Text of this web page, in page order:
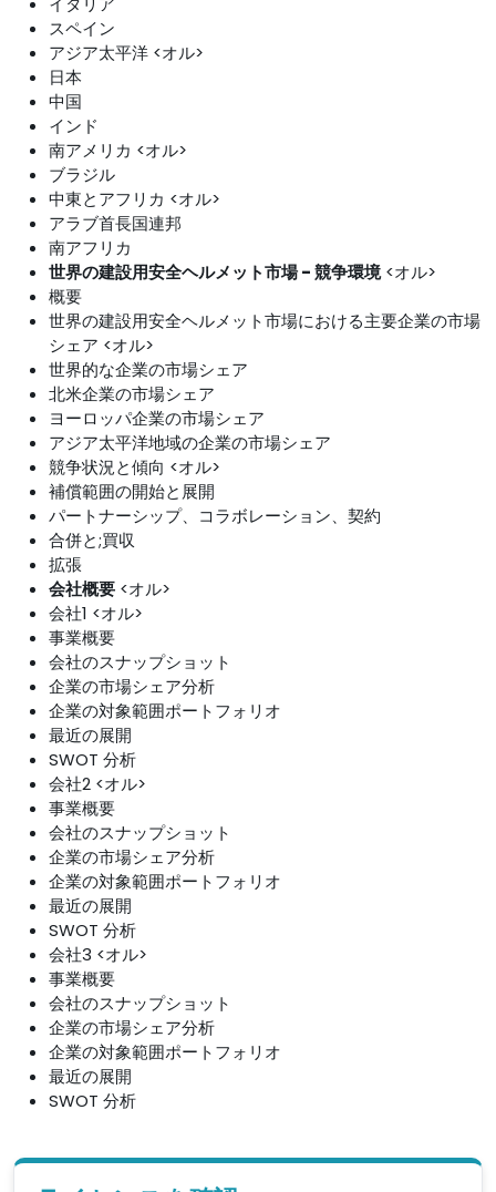
スペイン
アジア太平洋 <オル>
日本
中国
インド
南アメリカ <オル>
ブラジル
中東とアフリカ <オル>
アラブ首長国連邦
南アフリカ
世界の建設用安全ヘルメット市場 - 競争環境<オル>
概要
世界の建設用安全ヘルメット市場における主要企業の市場
シェア <オル>
世界的な企業の市場シェア
北米企業の市場シェア
ヨーロッパ企業の市場シェア
アジア太平洋地域の企業の市場シェア
競争状況と傾向 <オル>
補償範囲の開始と展開
パートナーシップ、コラボレーション、契約
合併と;買収
拡張
会社概要 <オル>
会社1 <オル>
事業概要
会社のスナップショット
企業の市場シェア分析
企業の対象範囲ポートフォリオ
最近の展開
SWOT 分析
会社2 <オル>
事業概要
会社のスナップショット
企業の市場シェア分析
企業の対象範囲ポートフォリオ
最近の展開
SWOT 分析
会社3 <オル>
事業概要
会社のスナップショット
企業の市場シェア分析
企業の対象範囲ポートフォリオ
最近の展開
SWOT 分析